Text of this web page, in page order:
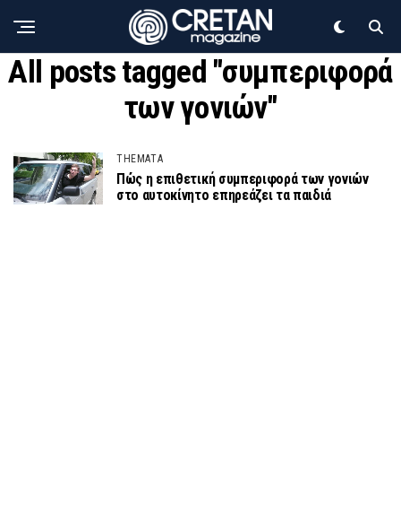
All posts tagged "συμπεριφορά
των γονιών"
THEMATA
Πώς η επιθετική συμπεριφορά των γονιών
στο αυτοκίνητο επηρεάζει τα παιδιά